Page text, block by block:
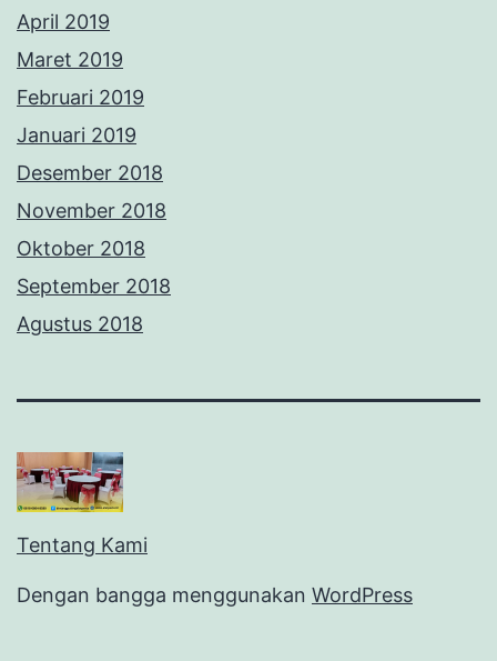
April 2019
Maret 2019
Februari 2019
Januari 2019
Desember 2018
November 2018
Oktober 2018
September 2018
Agustus 2018
Tentang Kami
Dengan bangga menggunakan WordPress